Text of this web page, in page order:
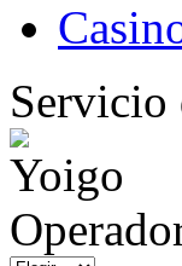
Servicio